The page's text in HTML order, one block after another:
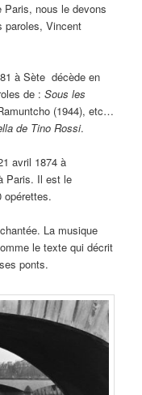
Paris, nous le devons
paroles, Vincent
à Sète décède en
de :Sous les
(1944), etc…
de Tino Rossi.
avril 1874 à
Paris. Il est le
opérettes.
La musique
le texte qui décrit
ponts.